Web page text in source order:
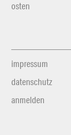
osten
impressum
datenschutz
anmelden